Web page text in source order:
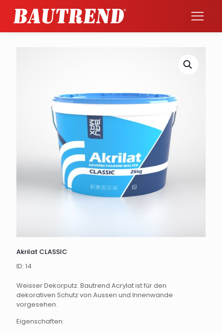
Akrilat CLASSIC
ID: 14
Weisser Dekorputz. Bautrend Acrylat ist für den
dekorativen Schutz von Aussen und Innenwande
vorgesehen.
Eigenschaften: